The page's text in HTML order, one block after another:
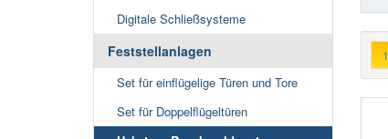
Digitale Schließsysteme
Feststellanlagen
Set für einflügelige Türen und Tore
Set für Doppelflügeltüren
1